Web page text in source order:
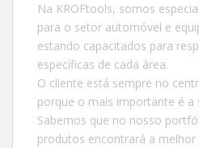
Na KROFtools, somos
para o setor automóvel e
estando capacitados para
específicas de cada área.
O cliente está sempre no
porque o mais importante é a
Sabemos que no nosso
produtos encontrará a